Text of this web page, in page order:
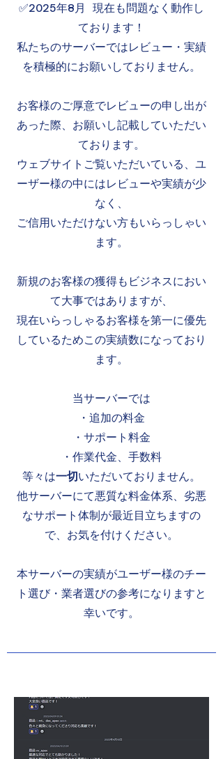
✅2025年8月 現在も問題なく動作し
ております！
​私たちのサーバーではレビュー・実績
を積極的にお願いしておりません。​
​お客様のご厚意でレビューの申し出が
あった際、お願いし記載していただい
ております。​
ウェブサイトご覧いただいている、ユ
ーザー様の中にはレビューや実績が少
なく、
ご信用いただけない方もいらっしゃい
ます。
新規のお客様の獲得もビジネスにおい
て大事ではありますが、
現在いらっしゃるお客様を第一に優先
しているためこの実績数になっており
ます。
当サーバーでは
・追加の料金
・サポート料金
・作業代金、手数料
​等々は一切いただいておりません。
​他サーバーにて悪質な料金体系、劣悪
なサポート体制が最近目立ちますの
で、お気を付けください。
本サーバーの実績がユーザー様のチー
ト選び・業者選びの参考になりますと
幸いです。